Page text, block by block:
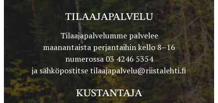
TILAAJAPALVELU
Tilaajapalvelumme palvelee
maanantaista perjantaihin kello 8–16
numerossa 03 4246 5354
ja sähköpostitsetilaajapalvelu@riistalehti.fi
KUSTANTAJA